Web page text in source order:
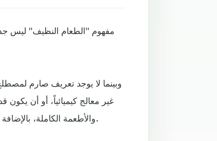
مفهوم "الطعام النظيف" ليس
وبينما لا يوجد تعريف صارم
غير معالج كيميائياً، أو أن
والأطعمة الكاملة، بالإضافة لتوجه واضح للحد من الأطعمة المكررة والمعالجة أو السريعة.